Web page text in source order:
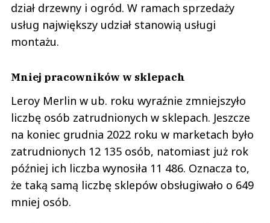
dział drzewny i ogród. W ramach sprzedaży
usług największy udział stanowią usługi
montażu.
Mniej pracowników w sklepach
Leroy Merlin w ub. roku wyraźnie zmniejszyło
liczbę osób zatrudnionych w sklepach. Jeszcze
na koniec grudnia 2022 roku w marketach było
zatrudnionych 12 135 osób, natomiast już rok
później ich liczba wynosiła 11 486. Oznacza to,
że taką samą liczbę sklepów obsługiwało o 649
mniej osób.